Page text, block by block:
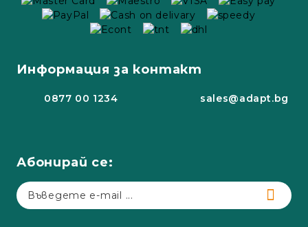
Информация за контакт
0877 00 1234 sales@adapt.bg
Абонирай се: